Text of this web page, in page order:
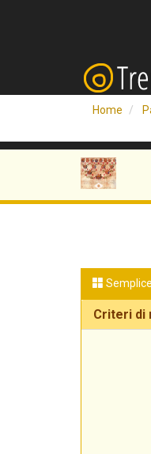
Home
Semplice
Criteri di